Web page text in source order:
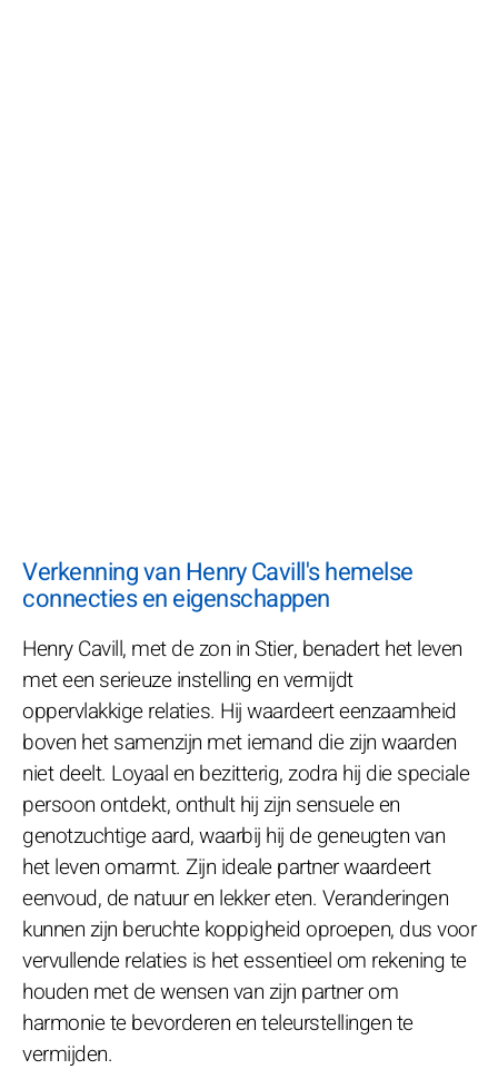
Verkenning van Henry Cavill's hemelse
connecties en eigenschappen
Henry Cavill, met de zon in Stier, benadert het leven
met een serieuze instelling en vermijdt
oppervlakkige relaties. Hij waardeert eenzaamheid
boven het samenzijn met iemand die zijn waarden
niet deelt. Loyaal en bezitterig, zodra hij die speciale
persoon ontdekt, onthult hij zijn sensuele en
genotzuchtige aard, waarbij hij de geneugten van
het leven omarmt. Zijn ideale partner waardeert
eenvoud, de natuur en lekker eten. Veranderingen
kunnen zijn beruchte koppigheid oproepen, dus voor
vervullende relaties is het essentieel om rekening te
houden met de wensen van zijn partner om
harmonie te bevorderen en teleurstellingen te
vermijden.